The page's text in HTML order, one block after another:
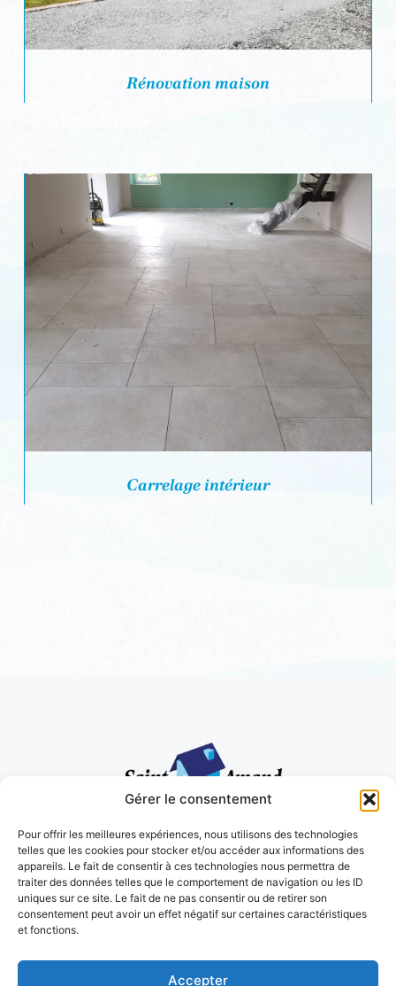
Gérer le consentement
Pour offrir les meilleures expériences, nous utilisons des technologies
telles que les cookies pour stocker et/ou accéder aux informations des
appareils. Le fait de consentir à ces technologies nous permettra de
traiter des données telles que le comportement de navigation ou les ID
uniques sur ce site. Le fait de ne pas consentir ou de retirer son
consentement peut avoir un effet négatif sur certaines caractéristiques
et fonctions.
Accepter
Rénovation maison
Carrelage intérieur
NOTRE ADRESSE
50160 Torigny-les-Villes
NOUS CONTACTER
Charly : 06.33.72.32.00
Thibaud : 06.81.52.77.57
saintamandbatiment@gmail.com
8h00 - 17h00